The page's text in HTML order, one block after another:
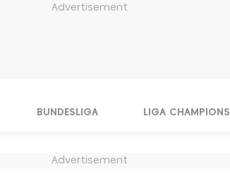
Advertisement
BUNDESLIGA LIGA CHAMPIONS
Advertisement